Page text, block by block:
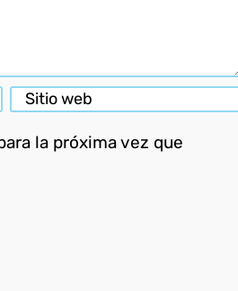
la próxima vez que